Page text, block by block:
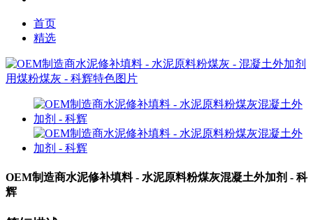
首页
精选
OEM制造商水泥修补填料 - 水泥原料粉煤灰混凝土外加剂 - 科
辉